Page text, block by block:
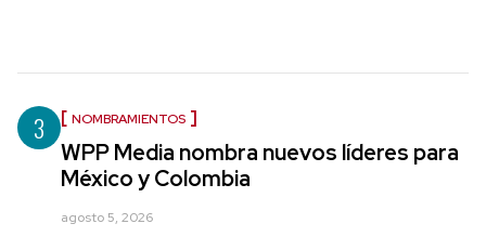
3 NOMBRAMIENTOS
WPP Media nombra nuevos líderes para
México y Colombia
agosto 5, 2026